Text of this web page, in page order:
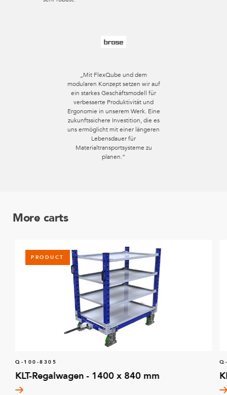
„Mit FlexQube und dem
modularen Konzept setzen wir auf
ein starkes Geschäftsmodell für
verbesserte Produktivität und
Ergonomie in unserem Werk. Eine
zukunftssichere Investition, die es
uns ermöglicht mit einer längeren
Lebensdauer für
Materialtransportsysteme zu
planen.“
More carts
PRODUCT
Q-100-8305
KLT-Regalwagen - 1400 x 840 mm